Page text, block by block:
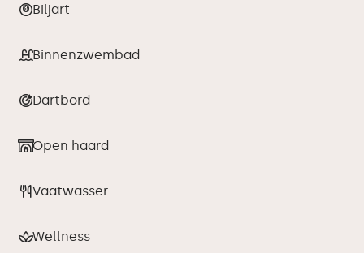
Biljart
Binnenzwembad
Dartbord
Open haard
Vaatwasser
Wellness